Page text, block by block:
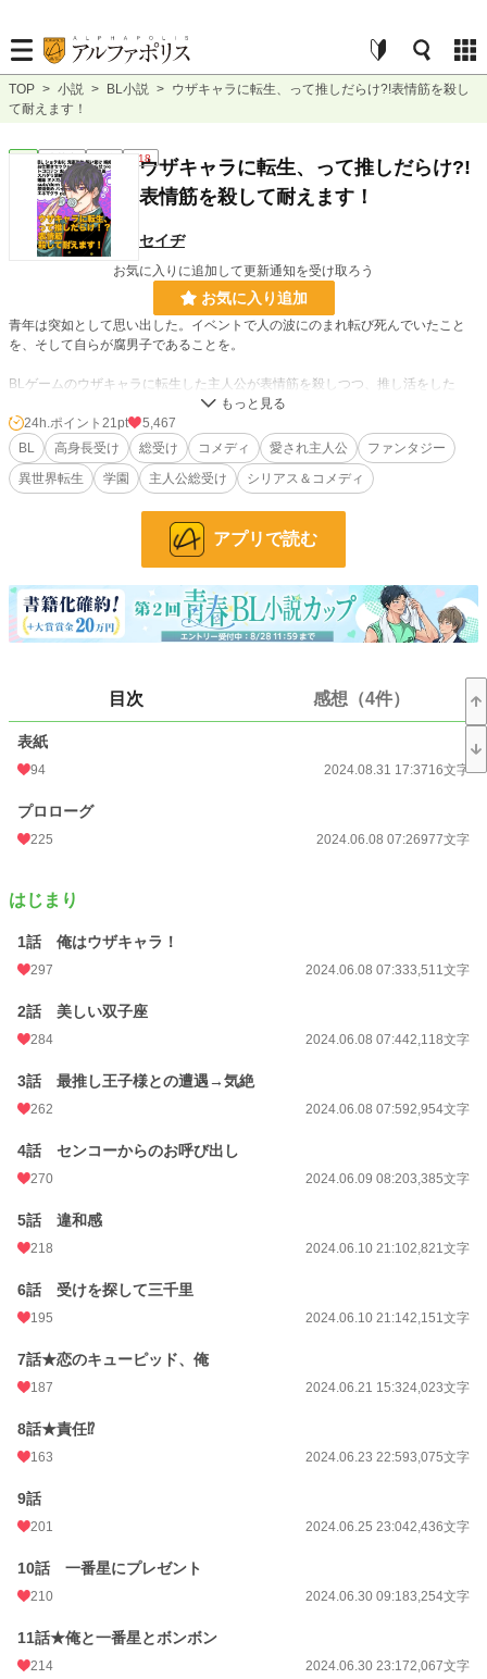
TOP > 小説 > BL小説 > ウザキャラに転生、って推しだらけ?!表情筋を殺し
て耐えます！
連載中 長編 R18
ウザキャラに転生、って推しだらけ?!
表情筋を殺して耐えます！
セイヂ
お気に入りに追加して更新通知を受け取ろう
お気に入り追加
青年は突如として思い出した。イベントで人の波にのまれ転び死んでいたこと
を、そして自らが腐男子であることを。
BLゲームのウザキャラに転生した主人公が表情筋を殺しつつ、推し活をした
り、勢い余って大人の玩具を作ったり、媚薬を作ったり、攻略対象に追われたり
するお話！
主な登場人物
☆無表情ドＭ高身長メガネ受け
★王子そっくりパン屋の優男
書いているうちに何だかシリアスな展開になってきました…。
小説 25,084 位 / 228,585 件
BL
お気に入り
24h.ポイント
初回公開日時 2024.06.08 07:26
累計ポイント
24h.ポイント 21pt
5,467
BL
高身長受け 総受け コメディ 愛され主人公
ファンタジー
異世界転生
学園 主人公総受け シリアス＆コメディ
アプリで読む
目次 感想（4件）
表紙
94 2024.08.31 17:3716文字
プロローグ
225 2024.06.08 07:26977文字
はじまり
1話 俺はウザキャラ！
297 2024.06.08 07:333,511文字
2話 美しい双子座
284 2024.06.08 07:442,118文字
3話 最推し王子様との遭遇→気絶
262 2024.06.08 07:592,954文字
4話 センコーからのお呼び出し
270 2024.06.09 08:203,385文字
5話 違和感
218 2024.06.10 21:102,821文字
6話 受けを探して三千里
195 2024.06.10 21:142,151文字
7話★恋のキューピッド、俺
187 2024.06.21 15:324,023文字
8話★責任⁉
163 2024.06.23 22:593,075文字
9話
201 2024.06.25 23:042,436文字
10話 一番星にプレゼント
210 2024.06.30 09:183,254文字
11話★俺と一番星とボンボン
214 2024.06.30 23:172,067文字